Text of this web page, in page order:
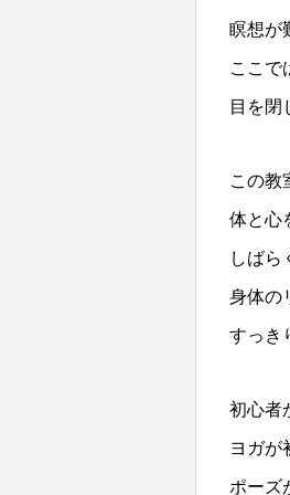
瞑想が
ここで
目を閉
この教
体と心
しばら
身体の
すっき
初心者
ヨガが
ポーズ